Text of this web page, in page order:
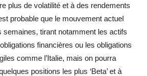
plus de volatilité et à des rendements
probable que le mouvement actuel
semaines, tirant notamment les actifs
financières ou les obligations
comme l’Italie, mais on pourra
positions les plus ‘Beta’ et à